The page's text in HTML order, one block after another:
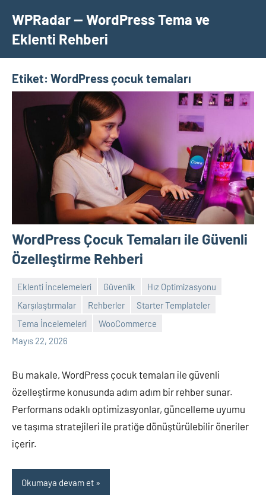
geçWPRadar — WordPress Tema ve
Eklenti Rehberi
Etiket: WordPress çocuk temaları
WordPress Çocuk Temaları ile Güvenli
Özelleştirme Rehberi
Eklenti İncelemeleri Güvenlik
Hız Optimizasyonu
Karşılaştırmalar
Rehberler
Starter Templateler
Tema İncelemeleri
WooCommerce
Mayıs 22, 2026
admin
Yorum
yapılmamış
Bu makale, WordPress çocuk temaları ile güvenli
özelleştirme konusunda adım adım bir rehber sunar.
Performans odaklı optimizasyonlar, güncelleme uyumu
ve taşıma stratejileri ile pratiğe dönüştürülebilir öneriler
içerir.
Okumaya devam et